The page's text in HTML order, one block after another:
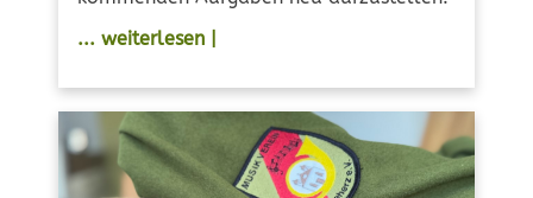
... weiterlesen |